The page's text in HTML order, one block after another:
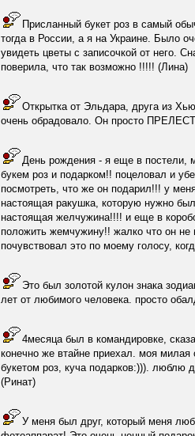
Присланный букет роз в самый
тогда в России, а я на Украине. Было
увидеть цветы с записочкой от него.
поверила, что так возможно !!!!! (Лина)
Открытка от Эльдара, друга из
очень обрадовало. Он просто
День рождения - я еще в постели,
букем роз и подарком!! поцеловал и
посмотреть, что же он подарил!!! у
настоящая ракушка, которую нужно
настоящая желчужина!!!! и еще в
положить жемчужину!! жалко что он не
почувствовал это по моему голосу,
Это был золотой кулон знака
лет от любимого человека. просто
4месяца был в командировке,
конечно же втайне приехал. моя
букетом роз, куча подарков:))). люблю
(Ринат)
У меня был друг, который меня